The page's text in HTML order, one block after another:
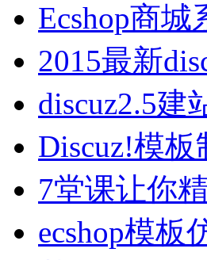
Ecshop商
2015最新
discuz2.5建
Discuz!模
7堂课让你
ecshop模板